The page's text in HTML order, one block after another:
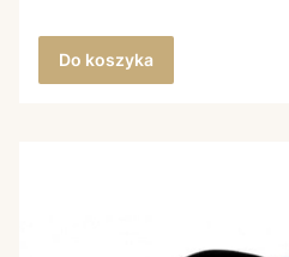
Do koszyka